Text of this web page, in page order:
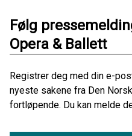
Følg
Opera & Ballett
Registrer deg med din e-
nyeste sakene fra Den
fortløpende. Du kan melde